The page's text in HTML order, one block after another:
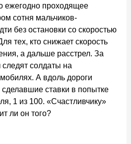
ежегодно проходящее
сотня мальчиков-
без остановки со скоростью
тех, кто снижает скорость
а дальше расстрел. За
солдаты на
А вдоль дороги
сделавшие ставки в попытке
1 из 100. «Счастливчику»
ли он того?